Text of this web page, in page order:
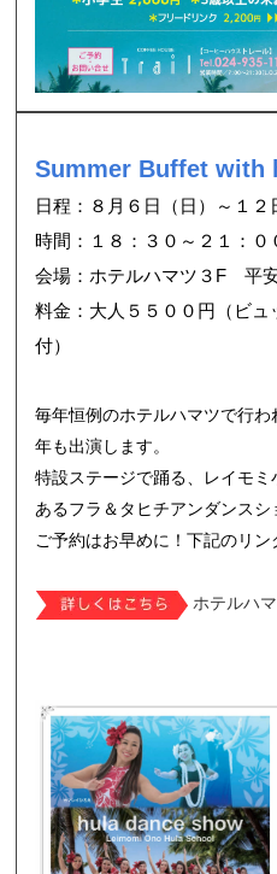
Summer Buffet with
日程：８月６日（日）～１２
時間：１８：３０～２１：０
会場：ホテルハマツ３F 平
料金：大人５５００円（ビュ
付）
毎年恒例のホテルハマツで行
年も出演します。
特設ステージで踊る、レイモ
あるフラ＆タヒチアンダンスシ
ご予約はお早めに！下記のリン
ホテルハ